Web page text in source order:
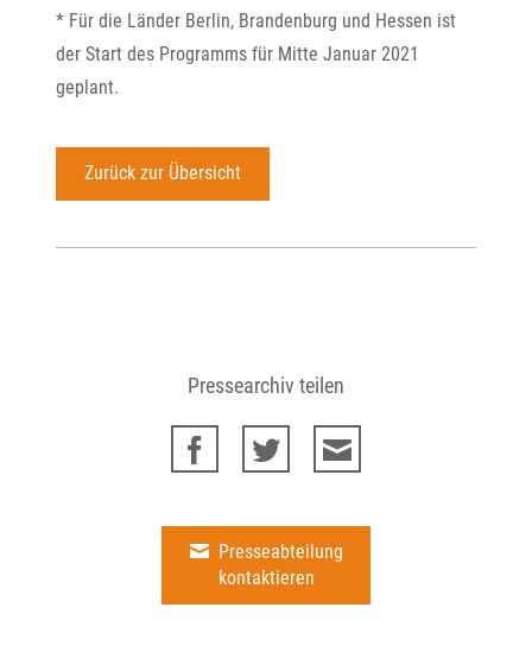
* Für die Länder Berlin, Brandenburg und Hessen ist
der Start des Programms für Mitte Januar 2021
geplant.
Zurück zur Übersicht
Pressearchiv teilen
Presseabteilung
kontaktieren